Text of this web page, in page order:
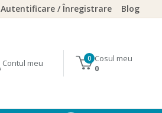
Autentificare / Înregistrare Blog
0 Cosul meu
0